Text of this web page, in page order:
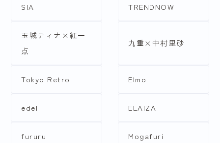
SIA TRENDNOW
玉城ティナ×紅一
点
九重×中村里砂
Tokyo Retro Elmo
edel ELAIZA
fururu Mogafuri